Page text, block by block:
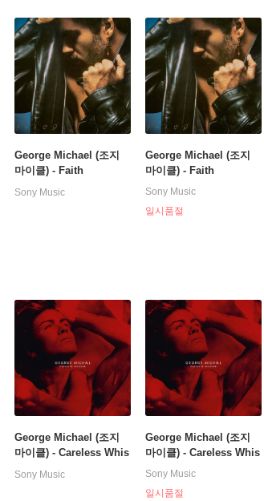
George Michael (조지
마이클) - Faith
Sony Music
George Michael (조지
마이클) - Faith
Sony Music
일시품절
George Michael (조지
마이클) - Careless Whis
per [픽쳐디스크 LP]
Sony Music
George Michael (조지
마이클) - Careless Whis
per [LP]
Sony Music
일시품절